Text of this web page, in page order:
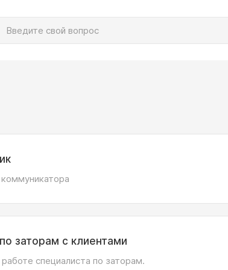
заторам с клиентами
специалиста по заторам.